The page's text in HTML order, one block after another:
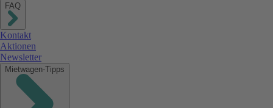
FAQ
Kontakt
Aktionen
Newsletter
Mietwagen-Tipps